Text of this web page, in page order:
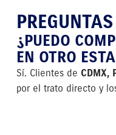
¿PUEDO
EN OTRO
Sí. Clientes de CDMX,
por el trato directo y